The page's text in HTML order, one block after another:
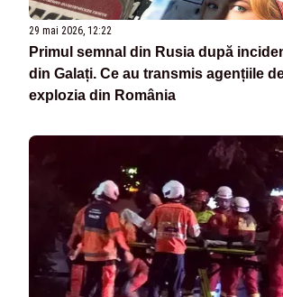
29 mai 2026, 12:22
Primul semnal din Rusia după
din Galați. Ce au transmis agențiile
explozia din România